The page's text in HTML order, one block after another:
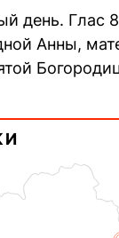
в
день. Глас
Анны,